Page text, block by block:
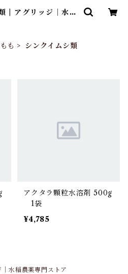
| アグリッジ｜水稲
もも シンクイムシ類
アクタラ顆粒水溶剤 500g
1袋
¥4,785
水稲農薬専門ストア